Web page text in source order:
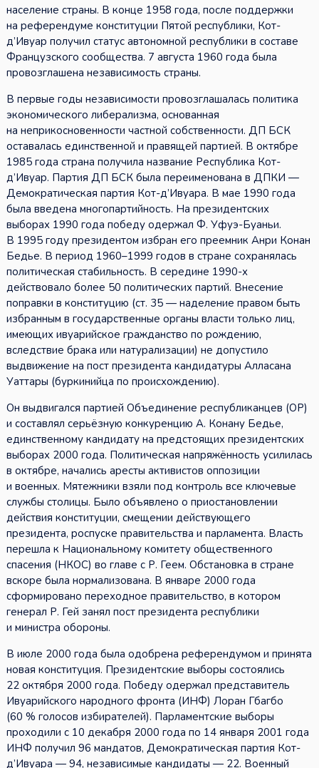
население страны. В конце 1958 года, после поддержки
на референдуме конституции Пятой республики, Кот-
д’Ивуар получил статус автономной республики в составе
Французского сообщества. 7 августа 1960 года была
провозглашена независимость страны.
В первые годы независимости провозглашалась политика
экономического либерализма, основанная
на неприкосновенности частной собственности. ДП БСК
оставалась единственной и правящей партией. В октябре
1985 года страна получила название Республика Кот-
д’Ивуар. Партия ДП БСК была переименована в ДПКИ —
Демократическая партия Кот-д’Ивуара. В мае 1990 года
была введена многопартийность. На президентских
выборах 1990 года победу одержал Ф. Уфуэ-Буаньи.
В 1995 году президентом избран его преемник Анри Конан
Бедье. В период 1960–1999 годов в стране сохранялась
политическая стабильность. В середине 1990-х
действовало более 50 политических партий. Внесение
поправки в конституцию (ст. 35 — наделение правом быть
избранным в государственные органы власти только лиц,
имеющих ивуарийское гражданство по рождению,
вследствие брака или натурализации) не допустило
выдвижение на пост президента кандидатуры Алласана
Уаттары (буркинийца по происхождению).
Он выдвигался партией Объединение республиканцев (ОР)
и составлял серьёзную конкуренцию А. Конану Бедье,
единственному кандидату на предстоящих президентских
выборах 2000 года. Политическая напряжённость усилилась
в октябре, начались аресты активистов оппозиции
и военных. Мятежники взяли под контроль все ключевые
службы столицы. Было объявлено о приостановлении
действия конституции, смещении действующего
президента, роспуске правительства и парламента. Власть
перешла к Национальному комитету общественного
спасения (НКОС) во главе с Р. Геем. Обстановка в стране
вскоре была нормализована. В январе 2000 года
сформировано переходное правительство, в котором
генерал Р. Гей занял пост президента республики
и министра обороны.
В июле 2000 года была одобрена референдумом и принята
новая конституция. Президентские выборы состоялись
22 октября 2000 года. Победу одержал представитель
Ивуарийского народного фронта (ИНФ) Лоран Гбагбо
(60 % голосов избирателей). Парламентские выборы
проходили с 10 декабря 2000 года по 14 января 2001 года
ИНФ получил 96 мандатов, Демократическая партия Кот-
д’Ивуара — 94, независимые кандидаты — 22. Военный